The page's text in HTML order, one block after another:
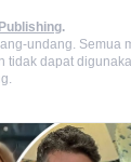
.
undang. Semua
tidak dapat